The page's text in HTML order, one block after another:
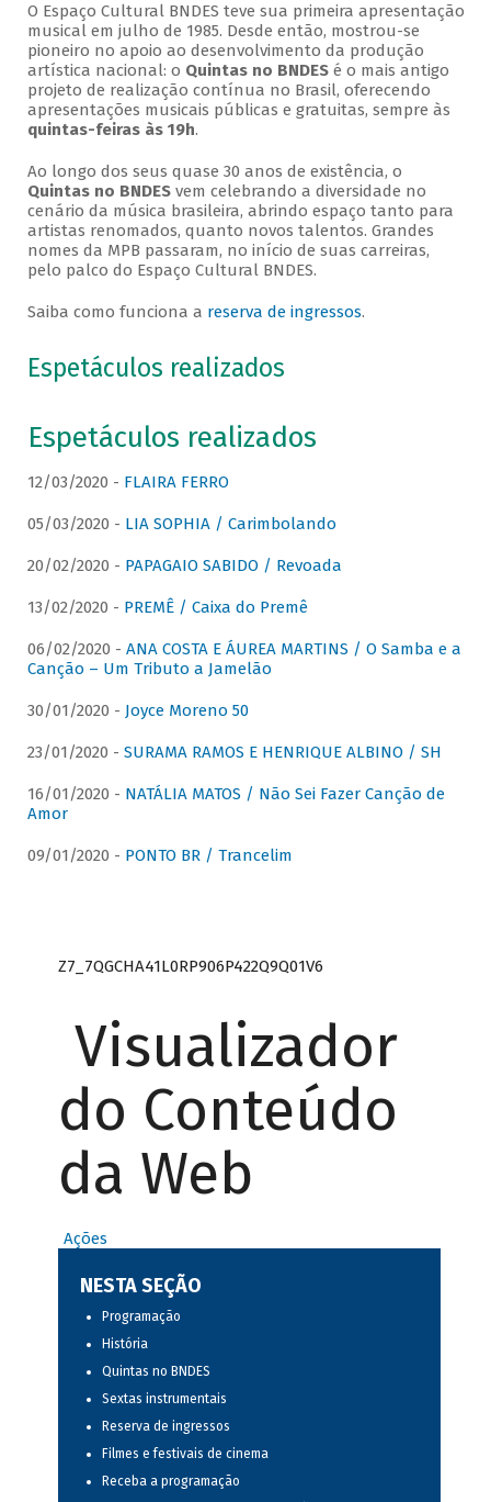
O Espaço Cultural BNDES teve sua primeira apresentação
musical em julho de 1985. Desde então, mostrou-se
pioneiro no apoio ao desenvolvimento da produção
artística nacional: o Quintas no BNDESé o mais antigo
projeto de realização contínua no Brasil, oferecendo
apresentações musicais públicas e gratuitas, sempre às
quintas-feiras às 19h.
Ao longo dos seus quase 30 anos de existência, o
Quintas no BNDESvem celebrando a diversidade no
cenário da música brasileira, abrindo espaço tanto para
artistas renomados, quanto novos talentos. Grandes
nomes da MPB passaram, no início de suas carreiras,
pelo palco do Espaço Cultural BNDES.
Saiba como funciona a reserva de ingressos.
Espetáculos realizados
Espetáculos realizados
12/03/2020 - FLAIRA FERRO
05/03/2020 - LIA SOPHIA / Carimbolando
20/02/2020 - PAPAGAIO SABIDO / Revoada
13/02/2020 - PREMÊ / Caixa do Premê
06/02/2020 - ANA COSTA E ÁUREA MARTINS / O Samba e a
Canção – Um Tributo a Jamelão
30/01/2020 - Joyce Moreno 50
23/01/2020 - SURAMA RAMOS E HENRIQUE ALBINO / SH
16/01/2020 - NATÁLIA MATOS / Não Sei Fazer Canção de
Amor
09/01/2020 - PONTO BR / Trancelim
Z7_7QGCHA41L0RP906P422Q9Q01V6
Visualizador
do Conteúdo
da Web
Ações
NESTA SEÇÃO
Programação
História
Quintas no BNDES
Sextas instrumentais
Reserva de ingressos
Filmes e festivais de cinema
Receba a programação